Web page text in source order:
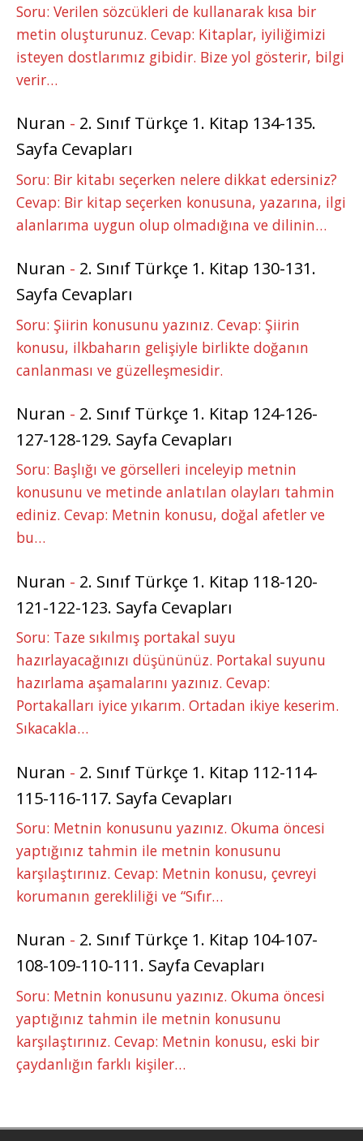
Soru: Verilen sözcükleri de kullanarak kısa bir
metin oluşturunuz. Cevap: Kitaplar, iyiliğimizi
isteyen dostlarımız gibidir. Bize yol gösterir, bilgi
verir…
Nuran - 2. Sınıf Türkçe 1. Kitap 134-135.
Sayfa Cevapları
Soru: Bir kitabı seçerken nelere dikkat edersiniz?
Cevap: Bir kitap seçerken konusuna, yazarına, ilgi
alanlarıma uygun olup olmadığına ve dilinin…
Nuran - 2. Sınıf Türkçe 1. Kitap 130-131.
Sayfa Cevapları
Soru: Şiirin konusunu yazınız. Cevap: Şiirin
konusu, ilkbaharın gelişiyle birlikte doğanın
canlanması ve güzelleşmesidir.
Nuran - 2. Sınıf Türkçe 1. Kitap 124-126-
127-128-129. Sayfa Cevapları
Soru: Başlığı ve görselleri inceleyip metnin
konusunu ve metinde anlatılan olayları tahmin
ediniz. Cevap: Metnin konusu, doğal afetler ve
bu…
Nuran - 2. Sınıf Türkçe 1. Kitap 118-120-
121-122-123. Sayfa Cevapları
Soru: Taze sıkılmış portakal suyu
hazırlayacağınızı düşününüz. Portakal suyunu
hazırlama aşamalarını yazınız. Cevap:
Portakalları iyice yıkarım. Ortadan ikiye keserim.
Sıkacakla…
Nuran - 2. Sınıf Türkçe 1. Kitap 112-114-
115-116-117. Sayfa Cevapları
Soru: Metnin konusunu yazınız. Okuma öncesi
yaptığınız tahmin ile metnin konusunu
karşılaştırınız. Cevap: Metnin konusu, çevreyi
korumanın gerekliliği ve “Sıfır…
Nuran - 2. Sınıf Türkçe 1. Kitap 104-107-
108-109-110-111. Sayfa Cevapları
Soru: Metnin konusunu yazınız. Okuma öncesi
yaptığınız tahmin ile metnin konusunu
karşılaştırınız. Cevap: Metnin konusu, eski bir
çaydanlığın farklı kişiler…